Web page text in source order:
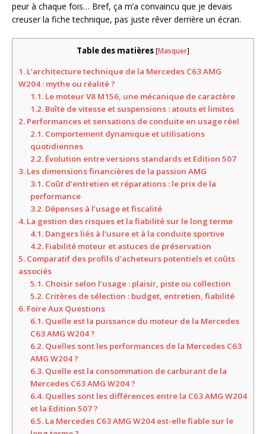
peur à chaque fois… Bref, ça m’a convaincu que je devais
creuser la fiche technique, pas juste rêver derrière un écran.
Table des matières [Masquer]
1. L’architecture technique de la Mercedes C63 AMG
W204 : mythe ou réalité ?
1.1.Le moteur V8 M156, une mécanique de caractère
1.2.Boîte de vitesse et suspensions : atouts et limites
2. Performances et sensations de conduite en usage réel
2.1.Comportement dynamique et utilisations
quotidiennes
2.2.Évolution entre versions standards et Edition 507
3. Les dimensions financières de la passion AMG
3.1.Coût d’entretien et réparations : le prix de la
performance
3.2.Dépenses à l’usage et fiscalité
4. La gestion des risques et la fiabilité sur le long terme
4.1.Dangers liés à l’usure et à la conduite sportive
4.2.Fiabilité moteur et astuces de préservation
5. Comparatif des profils d’acheteurs potentiels et coûts
associés
5.1.Choisir selon l’usage : plaisir, piste ou collection
5.2.Critères de sélection : budget, entretien, fiabilité
6. Foire Aux Questions
6.1.Quelle est la puissance du moteur de la Mercedes
C63 AMG W204 ?
6.2.Quelles sont les performances de la Mercedes C63
AMG W204 ?
6.3.Quelle est la consommation de carburant de la
Mercedes C63 AMG W204 ?
6.4.Quelles sont les différences entre la C63 AMG W204
et la Edition 507 ?
6.5.La Mercedes C63 AMG W204 est-elle fiable sur le